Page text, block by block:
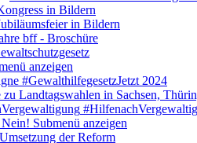
in Bildern
in Bildern
bff - Broschüre
anzeigen
#GewalthilfegesetzJetzt 2024
zu Landtagswahlen in Sachsen,
Submenü anzeigen
der Reform